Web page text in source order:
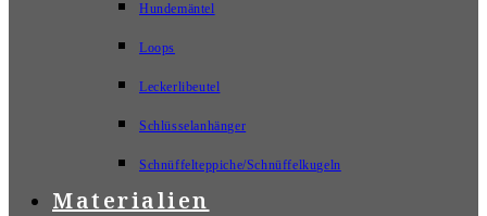
Hundemäntel
Loops
Leckerlibeutel
Schlüsselanhänger
Schnüffelteppiche/Schnüffelkugeln
Materialien